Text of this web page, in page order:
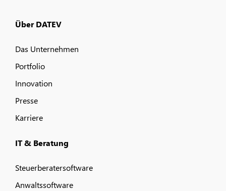
Über DATEV
Das Unternehmen
Portfolio
Innovation
Presse
Karriere
IT & Beratung
Steuerberatersoftware
Anwaltssoftware